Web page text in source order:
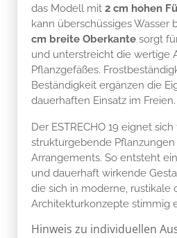
das Modell mit 2 cm hohen
kann überschüssiges Wasser
cm breite Oberkante sorgt
und unterstreicht die wertige
Pflanzgefäßes.
Beständigkeit ergänzen die
dauerhaften Einsatz im Freien.
Der ESTRECHO 19 eignet
strukturgebende Pflanzungen
Arrangements. So entsteht
und dauerhaft wirkende
die sich in moderne, rustikale
Architekturkonzepte stimmig
Hinweis zu individuellen